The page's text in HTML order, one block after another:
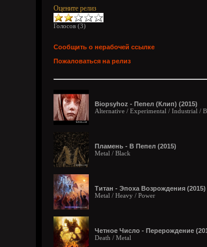
Оцените релиз
Голосов (3)
Сообщить о нерабочей ссылке
Пожаловаться на релиз
Biopsyhoz - Пепел (Клип) (2015)
Alternative / Experimental / Industrial
Пламень - В Пепел (2015)
Metal / Black
Титан - Эпоха Возрождения (2015)
Metal / Heavy / Power
Четное Число - Перерождение
Death / Metal